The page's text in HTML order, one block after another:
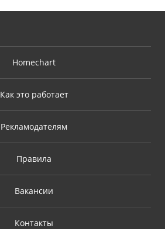
Homechart
Как это работает
Рекламодателям
Правила
Вакансии
Контакты